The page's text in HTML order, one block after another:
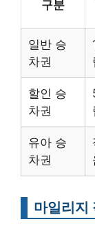
구분
일반 승
차권
할인 승
차권
유아 승
차권
마일리지